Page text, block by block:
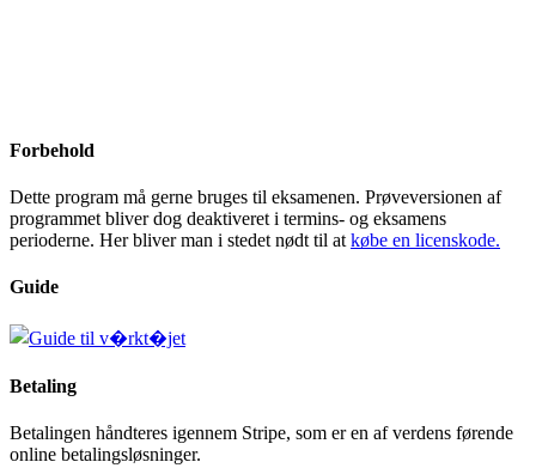
Forbehold
Dette program må gerne bruges til eksamenen. Prøveversionen af
programmet bliver dog deaktiveret i termins- og eksamens
perioderne. Her bliver man i stedet nødt til at købe en licenskode.
Guide
Betaling
Betalingen håndteres igennem Stripe, som er en af verdens førende
online betalingsløsninger.